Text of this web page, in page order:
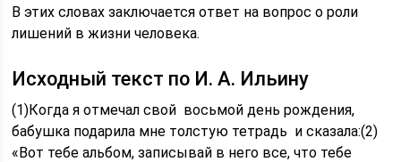
В этих словах заключается ответ на вопрос о роли
лишений в жизни человека.
Исходный текст по И. А. Ильину
(1)Когда я отмечал свой восьмой день рождения,
бабушка подарила мне толстую тетрадь и сказала:(2)
«Вот тебе альбом, записывай в него все, что тебе